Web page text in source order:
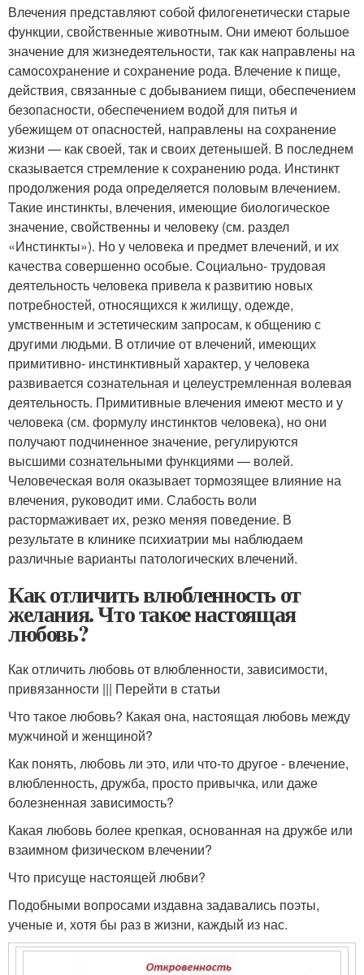
Влечения представляют собой филогенетически старые
функции, свойственные животным. Они имеют большое
значение для жизнедеятельности, так как направлены на
самосохранение и сохранение рода. Влечение к пище,
действия, связанные с добыванием пищи, обеспечением
безопасности, обеспечением водой для питья и
убежищем от опасностей, направлены на сохранение
жизни — как своей, так и своих детенышей. В последнем
сказывается стремление к сохранению рода. Инстинкт
продолжения рода определяется половым влечением.
Такие инстинкты, влечения, имеющие биологическое
значение, свойственны и человеку (см. раздел
«Инстинкты»). Но у человека и предмет влечений, и их
качества совершенно особые. Социально- трудовая
деятельность человека привела к развитию новых
потребностей, относящихся к жилищу, одежде,
умственным и эстетическим запросам, к общению с
другими людьми. В отличие от влечений, имеющих
примитивно- инстинктивный характер, у человека
развивается сознательная и целеустремленная волевая
деятельность. Примитивные влечения имеют место и у
человека (см. формулу инстинктов человека), но они
получают подчиненное значение, регулируются
высшими сознательными функциями — волей.
Человеческая воля оказывает тормозящее влияние на
влечения, руководит ими. Слабость воли
растормаживает их, резко меняя поведение. В
результате в клинике психиатрии мы наблюдаем
различные варианты патологических влечений.
Как отличить влюбленность от
желания. Что такое настоящая
любовь?
Как отличить любовь от влюбленности, зависимости,
привязанности ||| Перейти в статьи
Что такое любовь? Какая она, настоящая любовь между
мужчиной и женщиной?
Как понять, любовь ли это, или что-то другое - влечение,
влюбленность, дружба, просто привычка, или даже
болезненная зависимость?
Какая любовь более крепкая, основанная на дружбе или
взаимном физическом влечении?
Что присуще настоящей любви?
Подобными вопросами издавна задавались поэты,
ученые и, хотя бы раз в жизни, каждый из нас.